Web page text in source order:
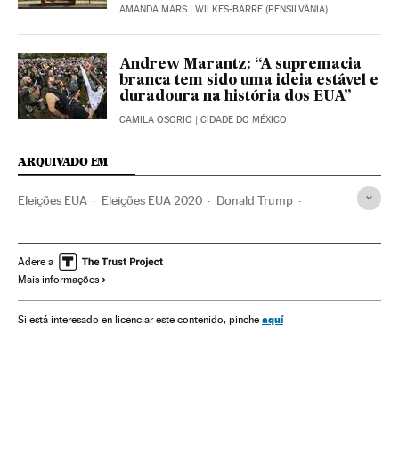
AMANDA MARS | WILKES-BARRE (PENSILVÂNIA)
Andrew Marantz: “A supremacia
branca tem sido uma ideia estável e
duradoura na história dos EUA”
CAMILA OSORIO | CIDADE DO MÉXICO
ARQUIVADO EM
Eleições EUA Eleições EUA 2020 Donald Trump
Estados Unidos Eleições presidenciais
Partido Democrata EUA
Arizona Phoenix Latinos Hispanos Phoenix
Adere a
Mais informações
Si está interesado en licenciar este contenido, pinche aquí